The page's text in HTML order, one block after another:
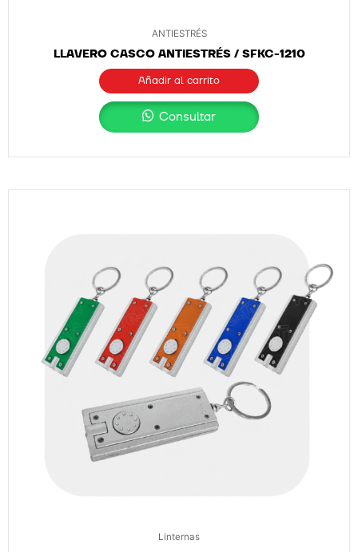
ANTIESTRÉS
LLAVERO CASCO ANTIESTRÉS / SFKC-1210
Añadir al carrito
Consultar
Linternas